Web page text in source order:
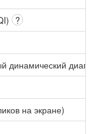
?
динамический
на экране)